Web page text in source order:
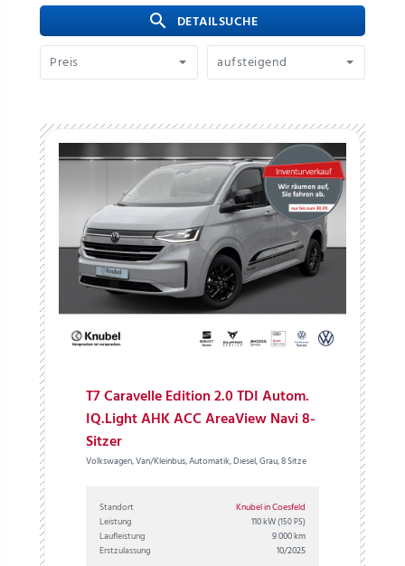
Preis aufsteigend
search DETAILSUCHE
T7 Caravelle Edition 2.0 TDI Autom.
IQ.Light AHK ACC AreaView Navi 8-
Sitzer
Volkswagen, Van/Kleinbus, Automatik, Diesel, Grau, 8 Sitze
Standort
Knubel in Coesfeld
Leistung
110 kW(150 PS)
Laufleistung
9.000 km
Erstzulassung
10/2025